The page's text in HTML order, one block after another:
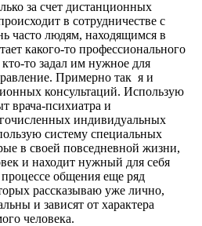
за счет дистанционных
в сотрудничестве с
часто людям, находящимся в
какого-то профессионального
то задал им нужное для
Примерно так я и
консультаций. Использую
врача-психиатра и
индивидуальных
систему специальных
в своей повседневной жизни,
и находит нужный для себя
общения еще ряд
рассказываю уже лично,
и зависят от характера
человека.